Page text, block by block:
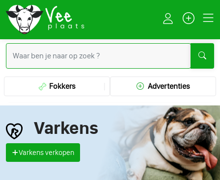
Fokkers Advertenties
Varkens
Varkens verkopen